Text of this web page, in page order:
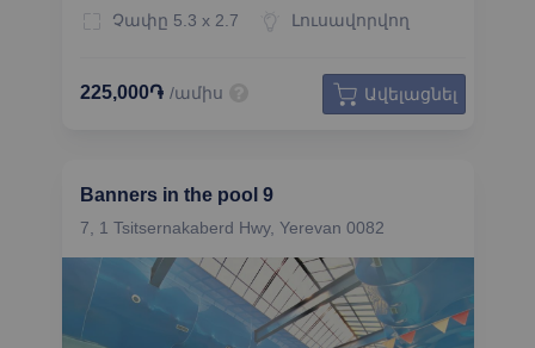
Չափը 5.3 x 2.7
Լուսավորվող
Ավելացնել
225,000֏ /ամիս
Banners in the pool 9
7, 1 Tsitsernakaberd Hwy, Yerevan 0082